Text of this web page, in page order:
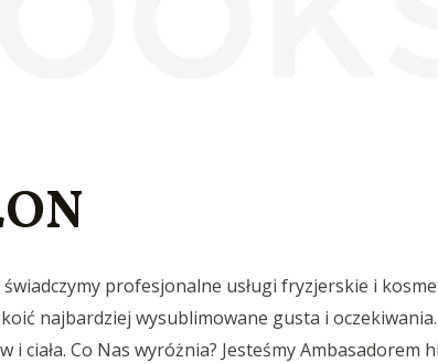
świadczymy profesjonalne usługi fryzjerskie i
najbardziej wysublimowane gusta i
i ciała. Co Nas wyróżnia? Jesteśmy